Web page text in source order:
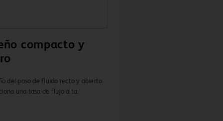
compacto y
del paso de fluido recto y abierto
una tasa de flujo alta.